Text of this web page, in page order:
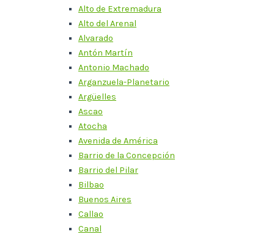
Alto de Extremadura
Alto del Arenal
Alvarado
Antón Martín
Antonio Machado
Arganzuela-Planetario
Argüelles
Ascao
Atocha
Avenida de América
Barrio de la Concepción
Barrio del Pilar
Bilbao
Buenos Aires
Callao
Canal